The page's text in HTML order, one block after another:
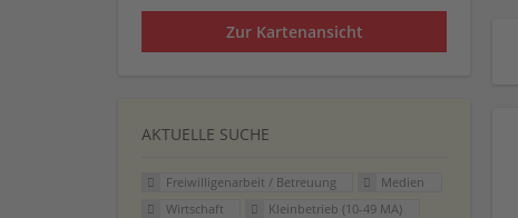
Zur Kartenansicht
AKTUELLE SUCHE
Freiwilligenarbeit / Betreuung
Medien
Wirtschaft
Kleinbetrieb (10-49 MA)